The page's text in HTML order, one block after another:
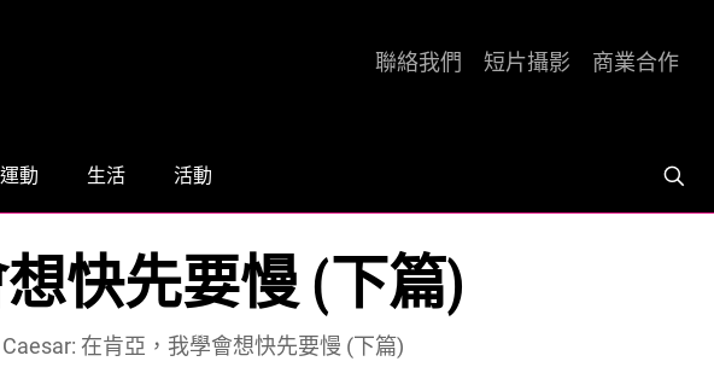
運動 生活 活動
聯絡我們 短片攝影 商業合作
快先要慢 (下篇)
Caesar: 在肯亞，我學會想快先要慢 (下篇)